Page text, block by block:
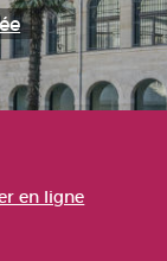
en ligne